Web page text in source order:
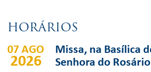
HORÁRIOS
07 AGO
2026
Missa, na Basílica
Senhora do